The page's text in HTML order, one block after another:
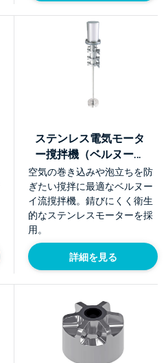
ステンレス電気モータ
ー撹拌機（ベルヌーイ
流撹拌体BEAG E型）
【NTME-S】
空気の巻き込みや泡立ちを防
ぎたい撹拌に最適なベルヌー
イ流撹拌機。錆びにくく衛生
的なステンレスモーターを採
用。
詳細を見る